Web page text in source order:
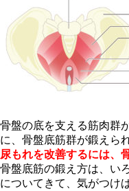
骨盤の底を支える筋肉群
に、骨盤底筋群が鍛えら
尿もれを改善するには、
骨盤底筋の鍛え方は、い
についてきて、気がつけ